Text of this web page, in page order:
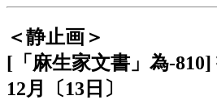
＜静止画＞
[「麻生家文書」為-810]
12月〔13日〕